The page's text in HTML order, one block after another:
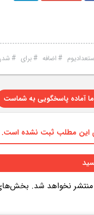
#اضافه #برای #
ما آماده پاسخگویی به شماست
این مطلب ثبت نشده است.
نخواهد شد. بخش‌های